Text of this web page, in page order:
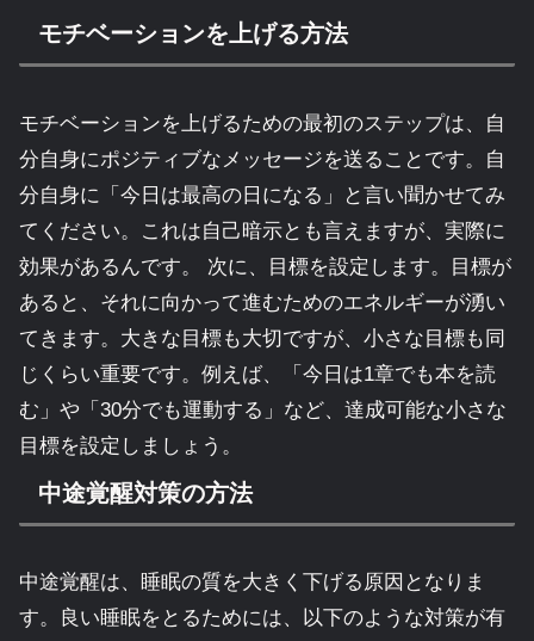
モチベーションを上げる方法
モチベーションを上げるための最初のステップは、自
分自身にポジティブなメッセージを送ることです。自
分自身に「今日は最高の日になる」と言い聞かせてみ
てください。これは自己暗示とも言えますが、実際に
効果があるんです。 次に、目標を設定します。目標が
あると、それに向かって進むためのエネルギーが湧い
てきます。大きな目標も大切ですが、小さな目標も同
じくらい重要です。例えば、「今日は1章でも本を読
む」や「30分でも運動する」など、達成可能な小さな
目標を設定しましょう。
中途覚醒対策の方法
中途覚醒は、睡眠の質を大きく下げる原因となりま
す。良い睡眠をとるためには、以下のような対策が有